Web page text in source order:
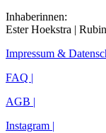
Inhaberinnen:
Ester Hoekstra |
Impressum &
FAQ |
AGB |
Instagram |